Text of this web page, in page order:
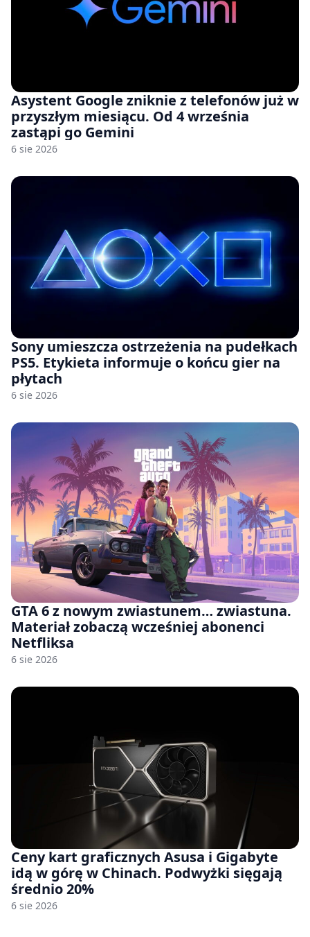
Asystent Google zniknie z telefonów już w
przyszłym miesiącu. Od 4 września
zastąpi go Gemini
6 sie 2026
Sony umieszcza ostrzeżenia na pudełkach
PS5. Etykieta informuje o końcu gier na
płytach
6 sie 2026
GTA 6 z nowym zwiastunem… zwiastuna.
Materiał zobaczą wcześniej abonenci
Netfliksa
6 sie 2026
Ceny kart graficznych Asusa i Gigabyte
idą w górę w Chinach. Podwyżki sięgają
średnio 20%
6 sie 2026